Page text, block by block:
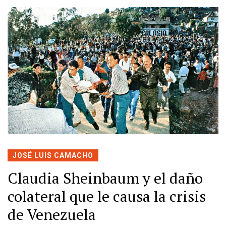
JOSÉ LUIS CAMACHO
Claudia Sheinbaum y el daño
colateral que le causa la crisis
de Venezuela